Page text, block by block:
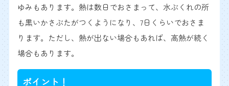
ゆみもあります。熱は数日でおさまって、水ぶくれの所
も黒いかさぶたがつくようになり、7日くらいでおさま
ります。ただし、熱が出ない場合もあれば、高熱が続く
場合もあります。
ポイント！